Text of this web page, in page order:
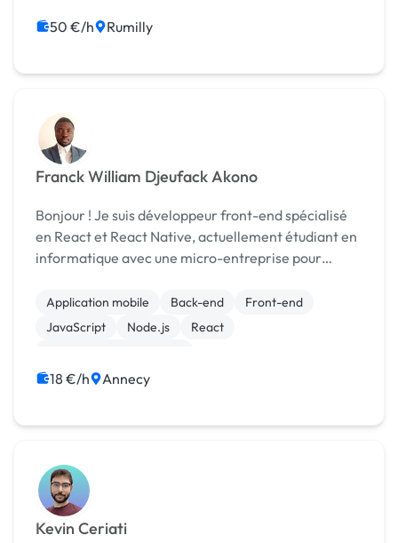
50 €/h Rumilly
Franck William Djeufack Akono
Bonjour ! Je suis développeur front-end spécialisé
en React et React Native, actuellement étudiant en
informatique avec une micro-entreprise pour
expériences : - Projet scolaire : création d’un jeu d...
Application mobile Back-end
Front-end
JavaScript
Node.js
React
18 €/h Annecy
Kevin Ceriati